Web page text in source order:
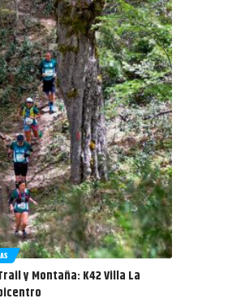
y Montaña: K42 Villa La